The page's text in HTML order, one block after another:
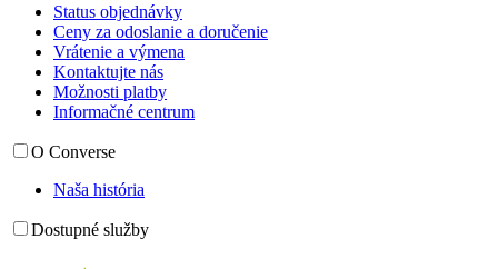
Status objednávky
Ceny za odoslanie a doručenie
Vrátenie a výmena
Kontaktujte nás
Možnosti platby
Informačné centrum
O Converse
Naša história
Dostupné služby